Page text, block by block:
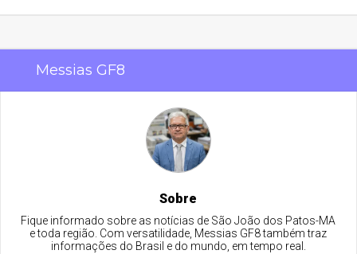
Messias GF8
Sobre
Fique informado sobre as notícias de São João dos Patos-MA
e toda região. Com versatilidade, Messias GF8 também traz
informações do Brasil e do mundo, em tempo real.